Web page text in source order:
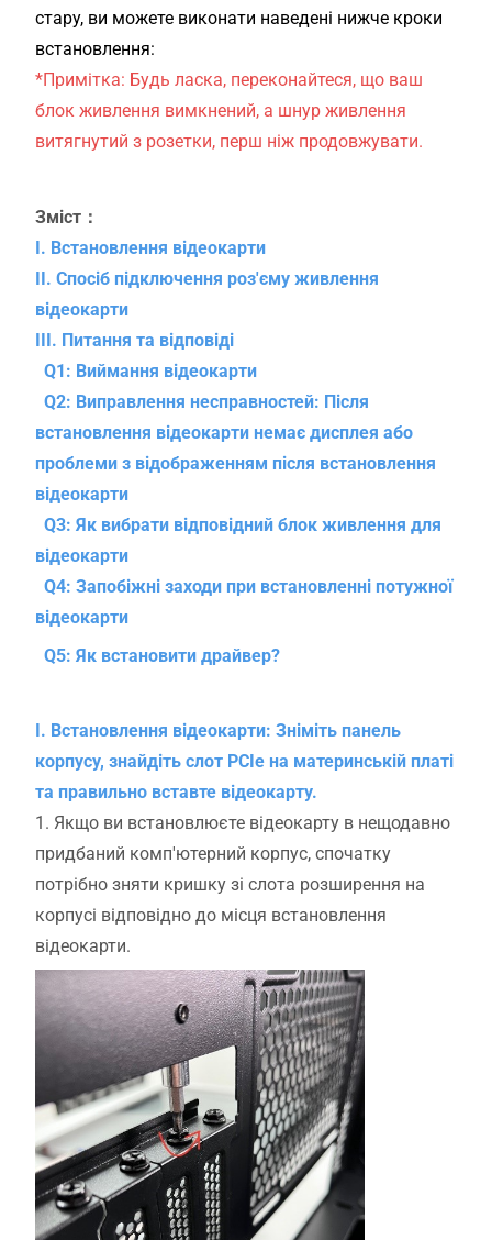
стару, ви можете виконати наведені нижче кроки
встановлення:
*Примітка: Будь ласка, переконайтеся, що ваш
блок живлення вимкнений, а шнур живлення
витягнутий з розетки, перш ніж продовжувати.
Зміст：
I. Встановлення відеокарти
II. Спосіб підключення роз'єму живлення
відеокарти
III. Питання та відповіді
Q1: Виймання відеокарти
Q2: Виправлення несправностей: Після
встановлення відеокарти немає дисплея або
проблеми з відображенням після встановлення
відеокарти
Q3: Як вибрати відповідний блок живлення для
відеокарти
Q4: Запобіжні заходи при встановленні потужної
відеокарти
Q5: Як встановити драйвер?
I. Встановлення відеокарти: Зніміть панель
корпусу, знайдіть слот PCIe на материнській платі
та правильно вставте відеокарту.
1. Якщо ви встановлюєте відеокарту в нещодавно
придбаний комп'ютерний корпус, спочатку
потрібно зняти кришку зі слота розширення на
корпусі відповідно до місця встановлення
відеокарти.